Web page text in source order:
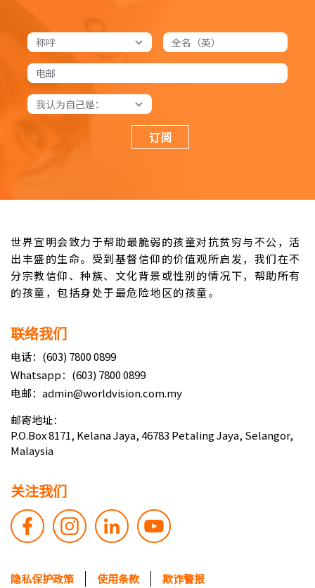
订阅
世界宣明会致力于帮助最脆弱的孩童对抗贫穷与不公，活
出丰盛的生命。受到基督信仰的价值观所启发，我们在不
分宗教信仰、种族、文化背景或性别的情况下，帮助所有
的孩童，包括身处于最危险地区的孩童。
联络我们
电话：(603) 7800 0899
Whatsapp：(603) 7800 0899
电邮：admin@worldvision.com.my
邮寄地址：
P.O.Box 8171, Kelana Jaya, 46783 Petaling Jaya, Selangor,
Malaysia
关注我们
隐私保护政策 使用条款 欺诈警报